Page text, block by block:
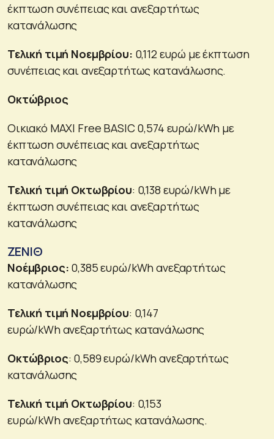
έκπτωση συνέπειας και ανεξαρτήτως
κατανάλωσης
Τελική τιμή Νοεμβρίου: 0,112 ευρώ με έκπτωση
συνέπειας και ανεξαρτήτως κατανάλωσης.
Οκτώβριος
Οικιακό MAXI Free BASIC 0,574 ευρώ/kWh με
έκπτωση συνέπειας και ανεξαρτήτως
κατανάλωσης
Τελική τιμή Οκτωβρίου: 0,138 ευρώ/kWh με
έκπτωση συνέπειας και ανεξαρτήτως
κατανάλωσης
ΖΕΝΙΘ
Νοέμβριος: 0,385 ευρώ/kWh ανεξαρτήτως
κατανάλωσης
Τελική τιμή Νοεμβρίου: 0,147
ευρώ/kWh ανεξαρτήτως κατανάλωσης
Οκτώβριος: 0,589 ευρώ/kWh ανεξαρτήτως
κατανάλωσης
Τελική τιμή Οκτωβρίου: 0,153
ευρώ/kWh ανεξαρτήτως κατανάλωσης.